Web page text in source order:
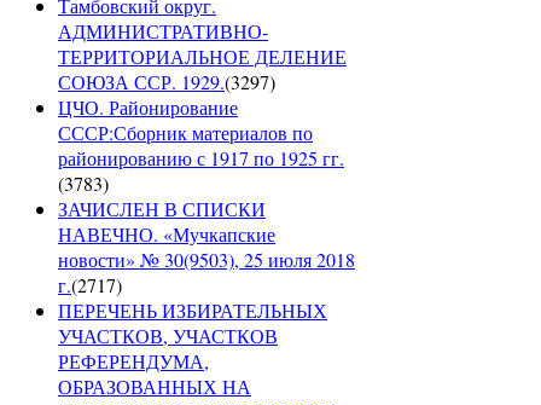
Тамбовский округ.
АДМИНИСТРАТИВНО-
ТЕРРИТОРИАЛЬНОЕ ДЕЛЕНИЕ
СОЮЗА ССР. 1929.(3297)
ЦЧО. Районирование
СССР:Сборник материалов по
районированию с 1917 по 1925 гг.
(3783)
ЗАЧИСЛЕН В СПИСКИ
НАВЕЧНО. «Мучкапские
новости» № 30(9503), 25 июля 2018
г.(2717)
ПЕРЕЧЕНЬ ИЗБИРАТЕЛЬНЫХ
УЧАСТКОВ, УЧАСТКОВ
РЕФЕРЕНДУМА,
ОБРАЗОВАННЫХ НА